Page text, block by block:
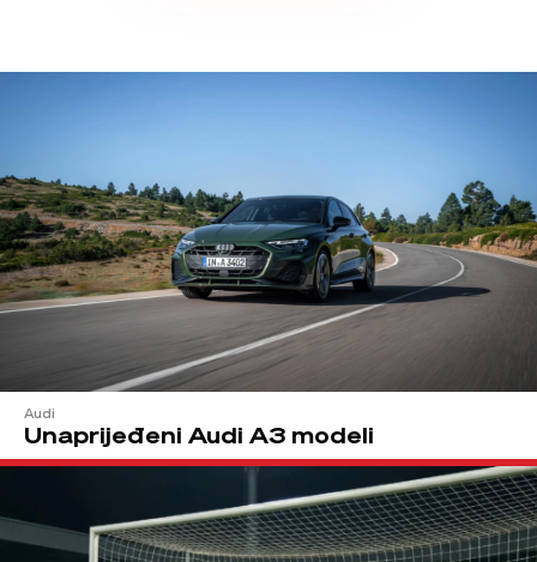
Audi
Unaprijeđeni Audi A3 modeli